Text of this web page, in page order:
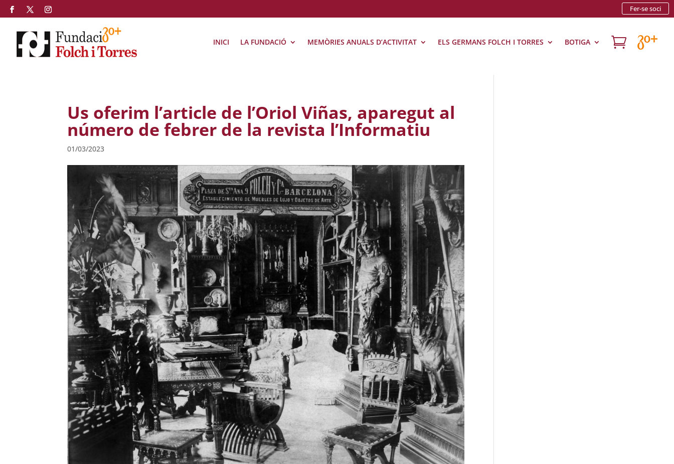
Fer-se soci
INICI LA FUNDACIÓ MEMÒRIES ANUALS D’ACTIVITAT ELS GERMANS FOLCH I TORRES BOTIGA 
Us oferim l’article de l’Oriol Viñas, aparegut al
número de febrer de la revista l’Informatiu
01/03/2023